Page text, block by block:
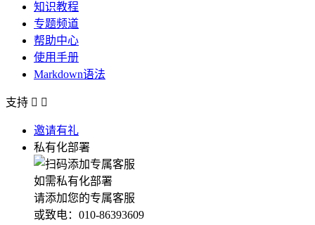
知识教程
专题频道
帮助中心
使用手册
Markdown语法
支持  
邀请有礼
私有化部署
如需私有化部署
请添加您的专属客服
或致电：010-86393609